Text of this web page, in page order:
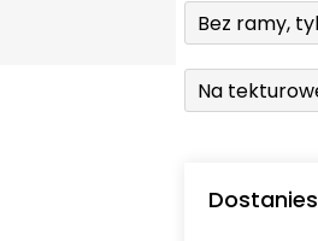
Bez ramy,
Na